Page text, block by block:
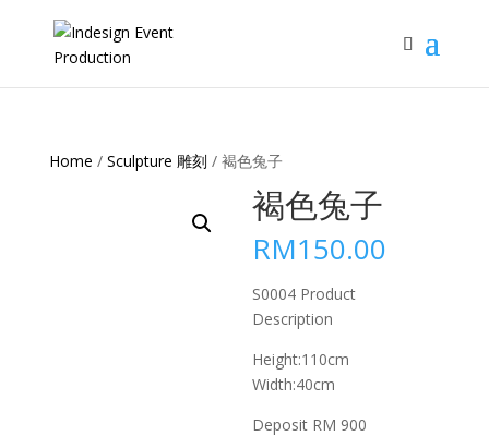
Home / Sculpture 雕刻 / 褐色兔子
褐色兔子
RM150.00
S0004 Product
Description
Height:110cm
Width:40cm
Deposit RM 900